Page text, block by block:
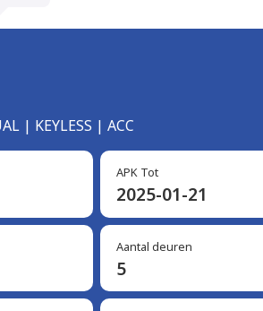
| KEYLESS | ACC
APK Tot
2025-01-21
Aantal deuren
5